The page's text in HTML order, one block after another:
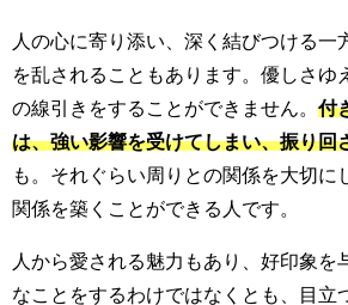
人の心に寄り添い、深く結びつける一
を乱されることもあります。優しさゆ
の線引きをすることができません。 付
は、強い影響を受けてしまい、振り回
も。それぐらい周りとの関係を大切に
関係を築くことができる人です。
人から愛される魅力もあり、好印象を
なことをするわけではなくとも、目立